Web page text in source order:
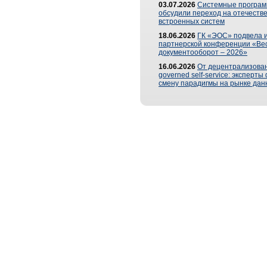
03.07.2026 Системные
обсудили переход на
встроенных систем
18.06.2026 ГК «ЭОС» подвела
партнерской конференции
документооборот – 2026»
16.06.2026 От
governed self-service: эксперты
смену парадигмы на рынке